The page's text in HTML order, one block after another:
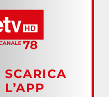
SCARICA
L’APP